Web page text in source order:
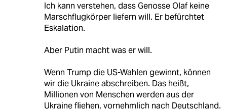
Ich kann verstehen, dass Genosse Olaf keine
Marschflugkörper liefern will. Er befürchtet
Eskalation.
Aber Putin macht was er will.
Wenn Trump die US-Wahlen gewinnt, können
wir die Ukraine abschreiben. Das heißt,
Millionen von Menschen werden aus der
Ukraine fliehen, vornehmlich nach Deutschland.